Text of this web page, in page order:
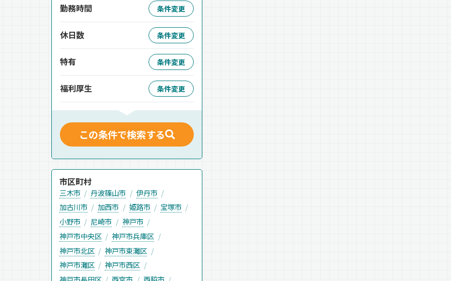
勤務時間 条件変更
休日数 条件変更
特有 条件変更
福利厚生 条件変更
この条件で検索する
市区町村
三木市 丹波篠山市
伊丹市
加古川市
加西市 姫路市
宝塚市
小野市
尼崎市
神戸市
神戸市中央区
神戸市兵庫区
神戸市北区
神戸市東灘区
神戸市灘区
神戸市西区